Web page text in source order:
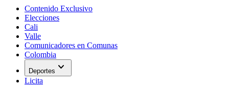
Contenido Exclusivo
Elecciones
Cali
Valle
Comunicadores en Comunas
Colombia
Deportes expand_more
Licita